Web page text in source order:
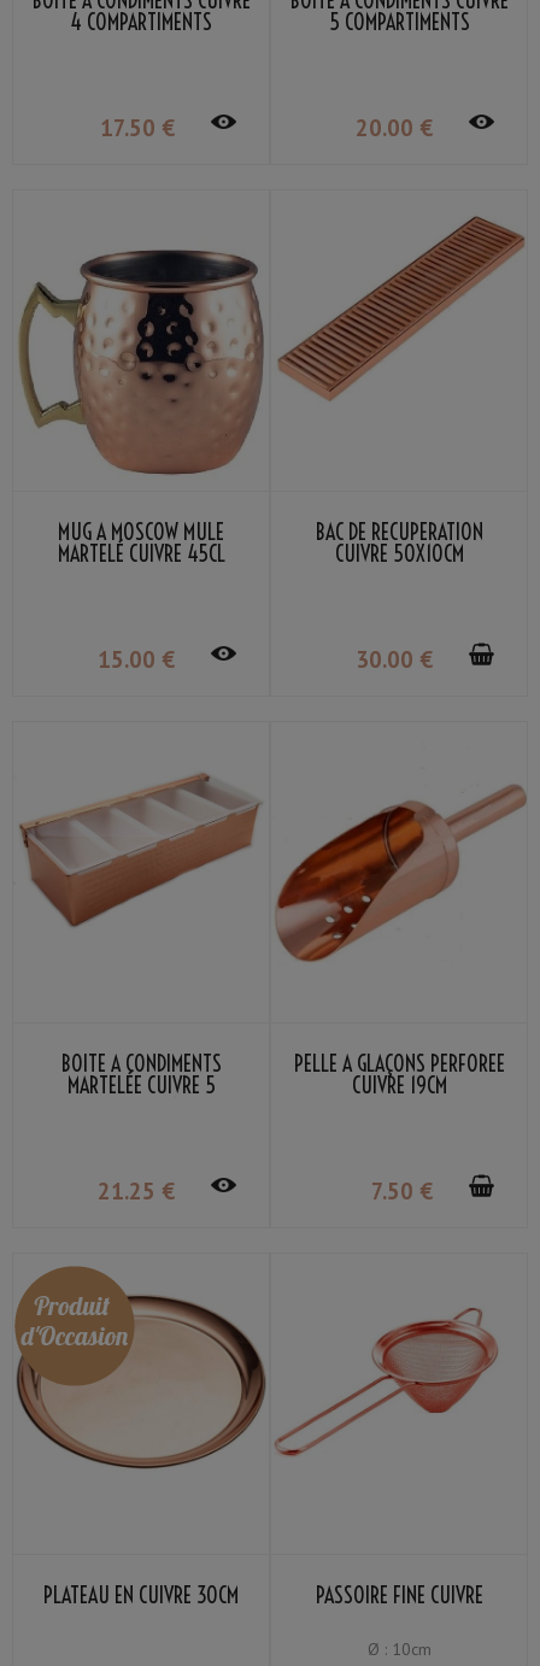
4 COMPARTIMENTS
17.50 €
5 COMPARTIMENTS
20.00 €
MUG À MOSCOW MULE
MARTELÉ CUIVRE 45CL
15.00 €
BAC DE RÉCUPÉRATION
CUIVRE 50X10CM
30.00 €
BOÎTE À CONDIMENTS
MARTELÉE CUIVRE 5
21.25 €
PELLE À GLAÇONS PERFORÉE
CUIVRE 19CM
7.50 €
PLATEAU EN CUIVRE 30CM PASSOIRE FINE CUIVRE
Ø : 10cm